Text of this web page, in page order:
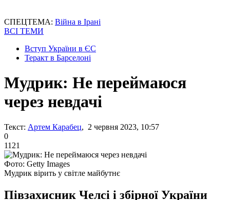
СПЕЦТЕМА: Війна в Ірані
ВСІ ТЕМИ
Вступ України в ЄС
Теракт в Барселоні
Мудрик: Не переймаюся
через невдачі
Текст: Артем Карабец, 2 червня 2023, 10:57
0
1121
Фото: Getty Images
Мудрик вірить у світле майбутнє
Півзахисник Челсі і збірної України